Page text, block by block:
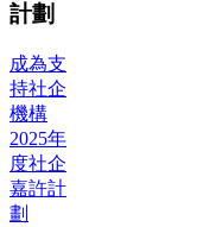
計劃
成為支
持社企
機構
2025年
度社企
嘉許計
劃